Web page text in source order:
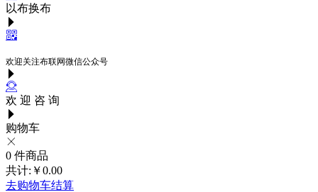
以布换布
欢迎关注布联网微信公众号
欢 迎 咨 询
购物车
0 件商品
共计: ￥0.00
去购物车结算